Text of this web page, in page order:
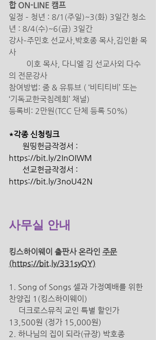
합 ON-LINE 캠프
일정 – 청년 : 8/1(주일)~3(화) 3일간 청소
년 : 8/4(수)~6(금) 3일간
강사–주민호 선교사,박호종 목사,김인환 목
사
의 전문강사
참여방법: 줌 & 유튜브 ( ‘비티티비’ 또는
‘기독교한국침례회’ 채널)
등록비: 2만원(TCC 단체 등록 50%)
*각종 신청링크
https://bit.ly/2InOIWM
https://bit.ly/3noU42N
사무실 안내
킹스하이웨이 출판사 온라인 주문
(https://bit.ly/331syQY)
1. Song of Songs 셀과 가정예배를 위한
찬양집 1(킹스하이웨이)
더크로스뮤직 교인 특별 할인가
13,500원 (정가 15,000원)
2. 하나님의 집이 되라(규장) 박호종